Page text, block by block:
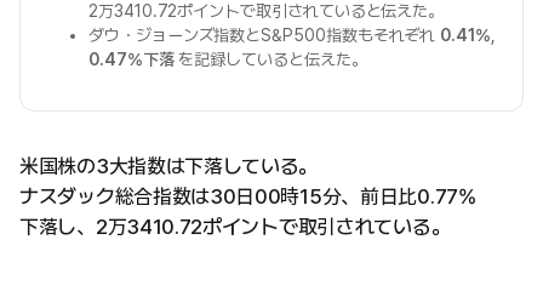
2万3410.72ポイントで取引されていると伝えた。
ダウ・ジョーンズ指数とS&P500指数もそれぞれ 0.41%
0.47%下落を記録していると伝えた。
米国株の3大指数は下落している。
ナスダック総合指数は30日00時15分、前日比0.77%
下落し、2万3410.72ポイントで取引されている。